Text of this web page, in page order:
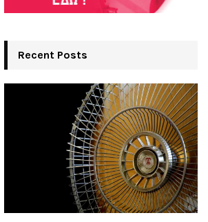
Recent Posts